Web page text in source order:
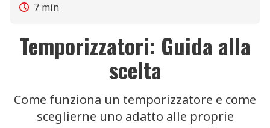
7 min
Temporizzatori: Guida alla
scelta
Come funziona un temporizzatore e come
sceglierne uno adatto alle proprie